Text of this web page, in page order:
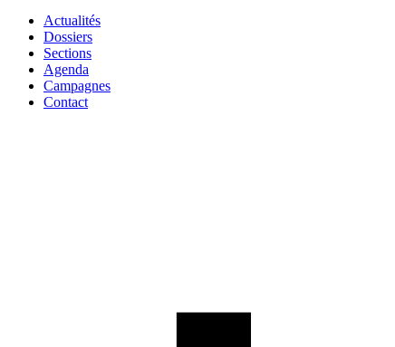
Actualités
Dossiers
Sections
Agenda
Campagnes
Contact